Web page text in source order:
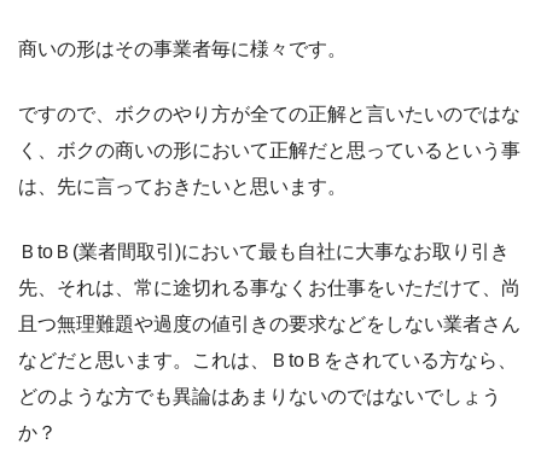
商いの形はその事業者毎に様々です。
ですので、ボクのやり方が全ての正解と言いたいのではな
く、ボクの商いの形において正解だと思っているという事
は、先に言っておきたいと思います。
ＢtoＢ(業者間取引)において最も自社に大事なお取り引き
先、それは、常に途切れる事なくお仕事をいただけて、尚
且つ無理難題や過度の値引きの要求などをしない業者さん
などだと思います。これは、ＢtoＢをされている方なら、
どのような方でも異論はあまりないのではないでしょう
か？